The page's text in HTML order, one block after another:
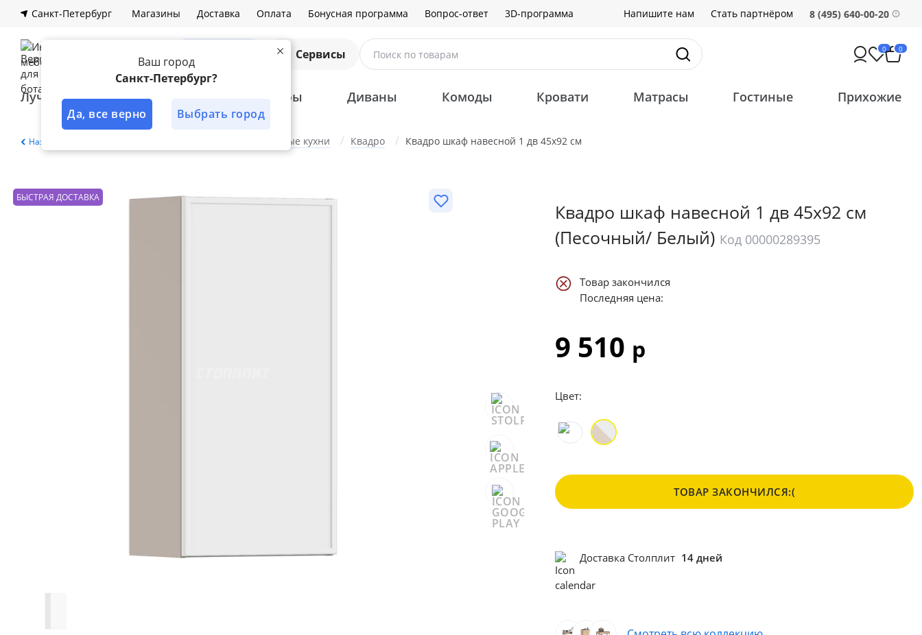
Ваш город
Санкт-Петербург?
Да, все верно Выбрать город
Санкт-Петербург Магазины Доставка Оплата Бонусная программа Вопрос-ответ 3D-программа Напишите нам Стать партнёром 8 (495) 640-00-20
Сервисы Поиск по товарам 0 0
Лучшее решение Шкафы Диваны Комоды Кровати Матрасы Гостиные Прихожие
Назад Модульные кухни Квадро Квадро шкаф навесной 1 дв 45х92 см
БЫСТРАЯ ДОСТАВКА
Квадро шкаф навесной 1 дв 45х92 см
(Песочный/ Белый) Код 00000289395
Товар закончился
Последняя цена:
9 510 р
Цвет:
ТОВАР ЗАКОНЧИЛСЯ:(
Доставка Столплит 14 дней